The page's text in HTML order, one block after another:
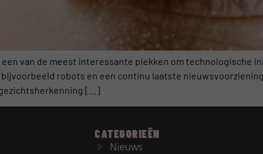
van de meest interessante plekken om technologische
robots en een continu laatste
[…]
CATEGORIEËN
Nieuws